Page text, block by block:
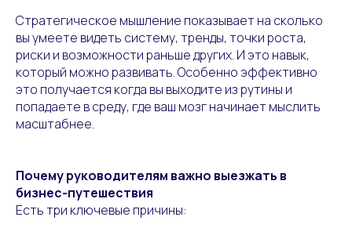
Стратегическое мышление показывает на сколько
вы умеете видеть систему, тренды, точки роста,
риски и возможности раньше других. И это навык,
который можно развивать. Особенно эффективно
это получается когда вы выходите из рутины и
попадаете в среду, где ваш мозг начинает мыслить
масштабнее.
Почему руководителям важно выезжать в
бизнес-путешествия
Есть три ключевые причины: